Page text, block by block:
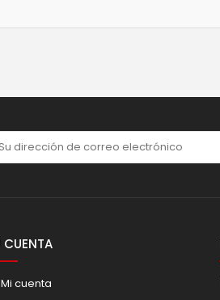
CUENTA
Mi cuenta